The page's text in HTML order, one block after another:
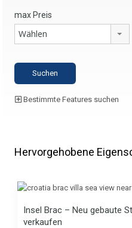
max Preis
Wählen
Bestimmte Features suchen
Hervorgehobene
Insel Brac – Neu gebaute
verkaufen